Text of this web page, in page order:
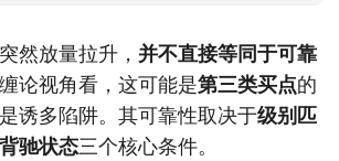
然放量拉升， 并不直接等同于可靠
论视角看，这可能是第三类买点的
诱多陷阱。其可靠性取决于级别匹
驰状态三个核心条件。